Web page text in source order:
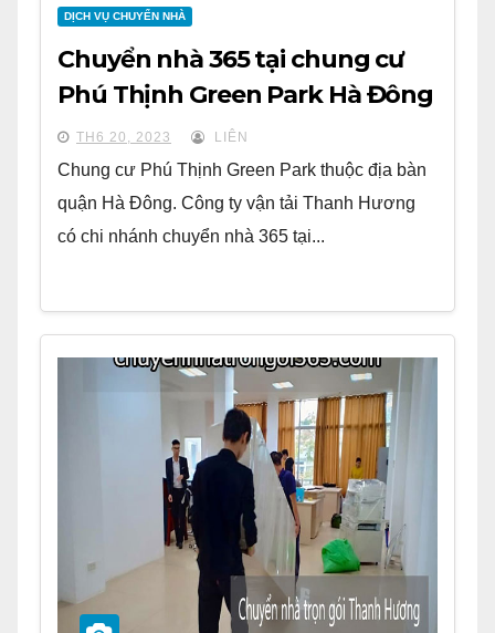
DỊCH VỤ CHUYỂN NHÀ
Chuyển nhà 365 tại chung cư
Phú Thịnh Green Park Hà Đông
TH6 20, 2023 LIÊN
Chung cư Phú Thịnh Green Park thuộc địa bàn
quận Hà Đông. Công ty vận tải Thanh Hương
có chi nhánh chuyển nhà 365 tại...